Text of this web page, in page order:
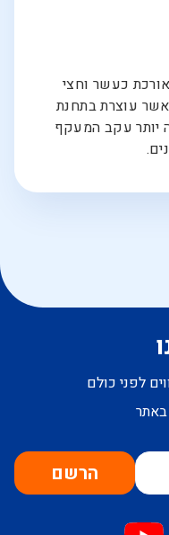
כעשר וחצי
עוצרת בתחנת
יותר עקב המעקף
לפני כולם
הרשם